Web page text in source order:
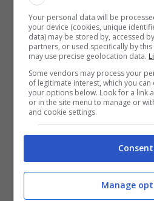
Per lei si tratta della
sogno che non sembra
anni del resto ne ha
centrare e di
sempre entusiasta di
dopo l’Epifania Angelina
Sanremo per incontrare
Festival, e lì l’entusiasmo
Your personal data will be
your device (cookies, unique
data) may be stored by, accessed
partners, or used specifically by
may use precise geolocation data.
Some vendors may process your
of legitimate interest, which you
your options below. Look for a link
or in the site menu to manage or
and cookie settings.
Consent
Manage